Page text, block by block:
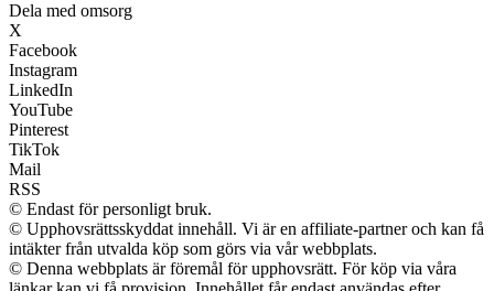
Dela med omsorg
X
Facebook
Instagram
LinkedIn
YouTube
Pinterest
TikTok
Mail
RSS
© Endast för personligt bruk.
© Upphovsrättsskyddat innehåll. Vi är en affiliate-partner och kan få
intäkter från utvalda köp som görs via vår webbplats.
© Denna webbplats är föremål för upphovsrätt. För köp via våra